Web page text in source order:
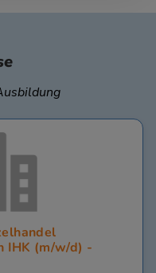
IHK (m/w/d) -